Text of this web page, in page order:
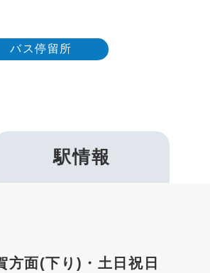
バス停留所
駅情報
方面(下り)・土日祝日